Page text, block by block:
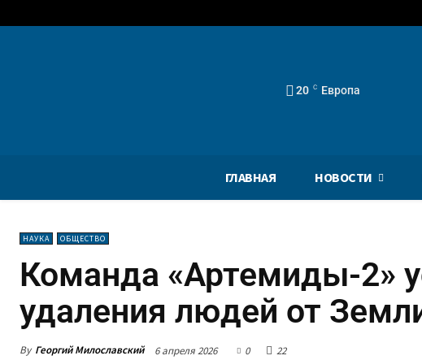
20 C Европа
ГЛАВНАЯ НОВОСТИ
НАУКА ОБЩЕСТВО
Команда «Артемиды-2»
удаления людей от
By Георгий Милославский 6 апреля 2026 0 22